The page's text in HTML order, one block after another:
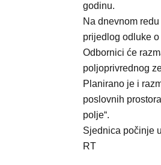
godinu.
Na dnevnom
prijedlog odluke
Odbornici će
poljoprivrednog
Planirano je i
poslovnih
polje“.
Sjednica počinje
RT